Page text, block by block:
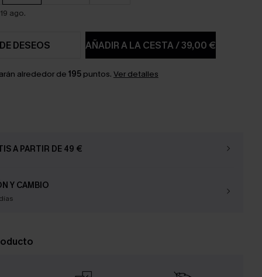
ago.
AÑADIR A LA CESTA/39,00 €
DESEOS
alrededor de 195puntos. Ver detalles
A PARTIR DE 49 €
Y CAMBIO